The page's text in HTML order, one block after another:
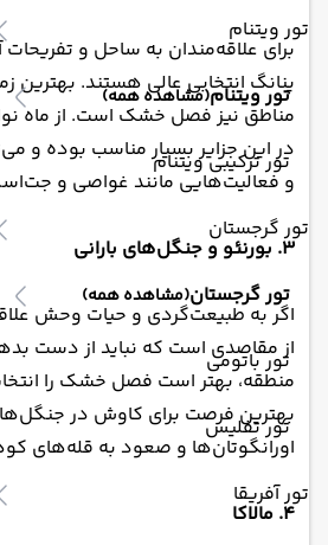
تور ویتنام
تور ویتنام(مشاهده همه)
تور ترکیبی ویتنام
تور گرجستان
تور گرجستان(مشاهده همه)
تور باتومی
تور تفلیس
تور آفریقا
برای علاقه‌مندان به ساحل و تفریحات
پنانگ انتخابی عالی هستند. بهترین
مناطق نیز فصل خشک است. از ماه
در این جزایر بسیار مناسب بوده و
و فعالیت‌هایی مانند غواصی و
3. بورنئو و جنگل‌های بارانی
اگر به طبیعت‌گردی و حیات وحش
از مقاصدی است که نباید از دست
منطقه، بهتر است فصل خشک را
بهترین فرصت برای کاوش در
اورانگوتان‌ها و صعود به قله‌های
4. مالاکا